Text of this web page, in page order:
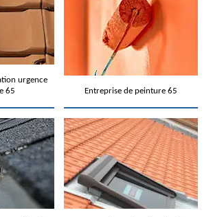
urgence
65
Entreprise de peinture 65